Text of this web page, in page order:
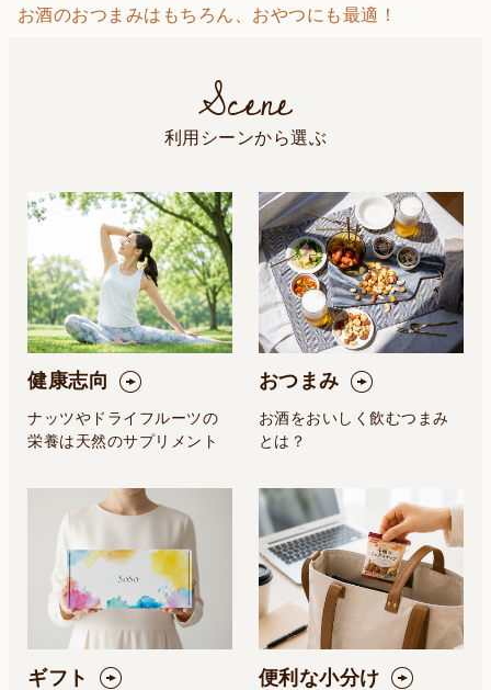
お酒のおつまみはもちろん、おやつにも最適！
Scene
利用シーンから選ぶ
健康志向
ナッツやドライフルーツの
栄養は天然のサプリメント
おつまみ
お酒をおいしく飲むつまみ
とは？
ギフト 便利な小分け